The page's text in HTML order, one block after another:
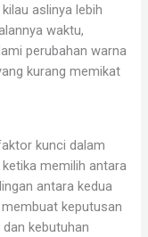
aslinya lebih
waktu,
perubahan warna
kurang memikat
kunci dalam
memilih antara
antara kedua
keputusan
kebutuhan